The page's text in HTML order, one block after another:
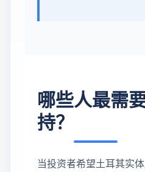
哪些人最需
持？
当投资者希望土耳其实